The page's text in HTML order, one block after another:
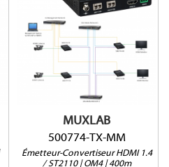
MUXLAB
500774-TX-MM
Émetteur-Convertiseur HDMI 1.4
/ ST2110 | OM4 | 400m
ST-2110
HDMI 1.4
4K@30Hz Jusqu'à 400m
via OM4
Interface web et RS232